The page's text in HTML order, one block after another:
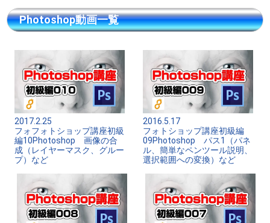
Photoshop動画一覧
2017.2.25
フォフォトショップ講座初級
編10Photoshop 画像の合
成（レイヤーマスク、グルー
プ）など
2016.5.17
フォトショップ講座初級編
09Photoshop パス1（パネ
ル、簡単なペンツール説明、
選択範囲への変換）など